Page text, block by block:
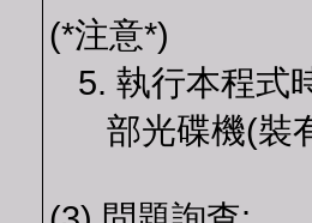
(*注意*)
5. 執行本程式
部光碟機(裝